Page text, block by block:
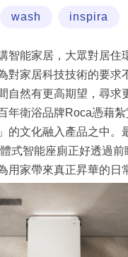
wash inspira
智能家居，大眾對居住
對家居科技技術的要求
自然有更高期望，尋求
年衛浴品牌Roca憑藉
的文化融入產品之中。
式智能座廁正好透過前
用家帶來真正昇華的日